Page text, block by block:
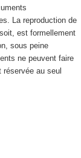
La reproduction de
est formellement
sous peine
ne peuvent faire
au seul